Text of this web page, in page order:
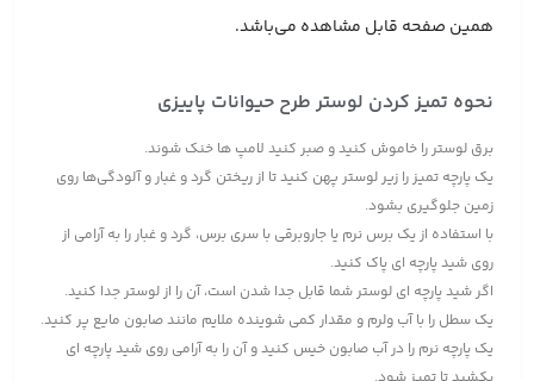
همین صفحه قابل مشاهده می‌باشد.
نحوه تمیز کردن لوستر طرح حیوانات پاییزی
برق لوستر را خاموش کنید و صبر کنید لامپ ها خنک شوند.
یک پارچه تمیز را زیر لوستر پهن کنید تا از ریختن گرد و غبار و آلودگی‌ها روی
زمین جلوگیری بشود.
با استفاده از یک برس نرم یا جاروبرقی با سری برس، گرد و غبار را به آرامی از
روی شید پارچه ای پاک کنید.
اگر شید پارچه ای لوستر شما قابل جدا شدن است، آن را از لوستر جدا کنید.
یک سطل را با آب ولرم و مقدار کمی شوینده ملایم مانند صابون مایع پر کنید.
یک پارچه نرم را در آب صابون خیس کنید و آن را به آرامی روی شید پارچه ای